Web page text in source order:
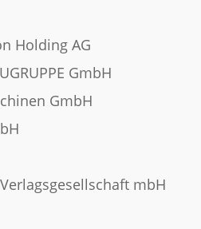
Holding AG
GmbH
GmbH
mbH